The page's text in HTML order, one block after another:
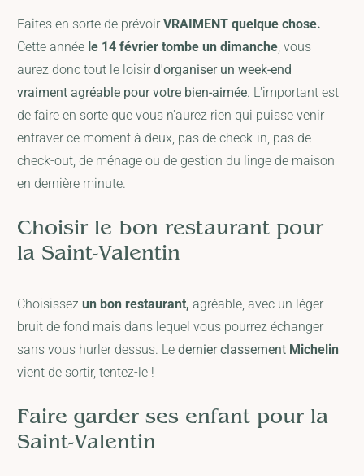
Faites en sorte de prévoirVRAIMENT quelque chose.
Cette année le 14 février tombe un dimanche, vous
aurez donc tout le loisird'organiser un week-end
vraiment agréable pour votre bien-aimée. L'important est
de faire en sorte que vous n'aurez rien qui puisse venir
entraver ce moment à deux, pas de check-in, pas de
check-out, de ménage ou de gestion du linge de maison
en dernière minute.
Choisir le bon restaurant pour
la Saint-Valentin
Choisissez un bon restaurant, agréable, avec un léger
bruit de fond mais dans lequel vous pourrez échanger
sans vous hurler dessus. Ledernier classement Michelin
vient de sortir, tentez-le !
Faire garder ses enfant pour la
Saint-Valentin